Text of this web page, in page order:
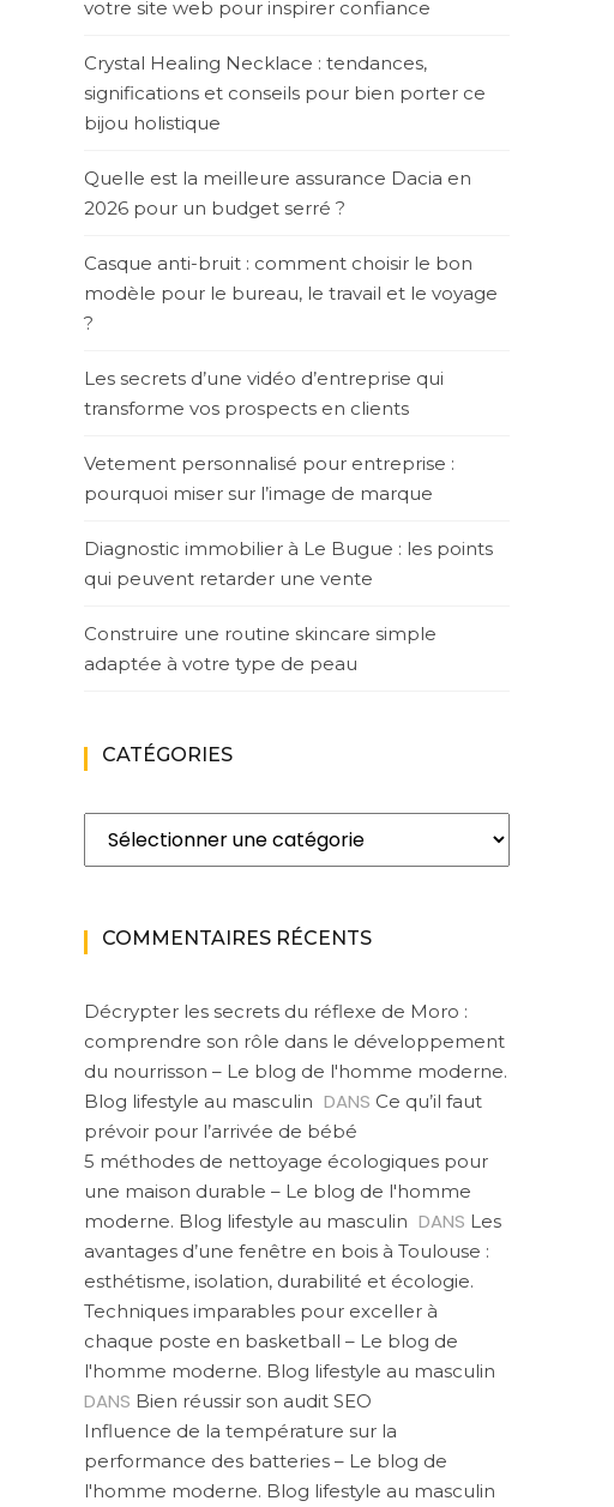
votre site web pour inspirer confiance
Crystal Healing Necklace : tendances,
significations et conseils pour bien porter ce
bijou holistique
Quelle est la meilleure assurance Dacia en
2026 pour un budget serré ?
Casque anti-bruit : comment choisir le bon
modèle pour le bureau, le travail et le voyage
?
Les secrets d’une vidéo d’entreprise qui
transforme vos prospects en clients
Vetement personnalisé pour entreprise :
pourquoi miser sur l’image de marque
Diagnostic immobilier à Le Bugue : les points
qui peuvent retarder une vente
Construire une routine skincare simple
adaptée à votre type de peau
CATÉGORIES
Catégories
COMMENTAIRES RÉCENTS
Décrypter les secrets du réflexe de Moro :
comprendre son rôle dans le développement
du nourrisson – Le blog de l'homme moderne.
Blog lifestyle au masculin DANS Ce qu’il faut
prévoir pour l’arrivée de bébé
5 méthodes de nettoyage écologiques pour
une maison durable – Le blog de l'homme
moderne. Blog lifestyle au masculin DANS Les
avantages d’une fenêtre en bois à Toulouse :
esthétisme, isolation, durabilité et écologie.
Techniques imparables pour exceller à
chaque poste en basketball – Le blog de
l'homme moderne. Blog lifestyle au masculin
DANS Bien réussir son audit SEO
Influence de la température sur la
performance des batteries – Le blog de
l'homme moderne. Blog lifestyle au masculin